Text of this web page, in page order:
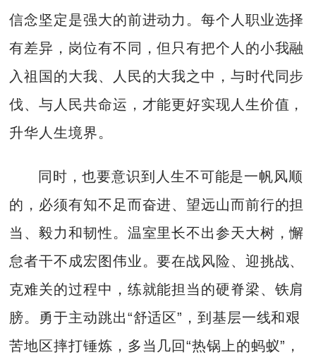
信念坚定是强大的前进动力。每个人职业选择
有差异，岗位有不同，但只有把个人的小我融
入祖国的大我、人民的大我之中，与时代同步
伐、与人民共命运，才能更好实现人生价值，
升华人生境界。
同时，也要意识到人生不可能是一帆风顺
的，必须有知不足而奋进、望远山而前行的担
当、毅力和韧性。温室里长不出参天大树，懈
怠者干不成宏图伟业。要在战风险、迎挑战、
克难关的过程中，练就能担当的硬脊梁、铁肩
膀。勇于主动跳出“舒适区”，到基层一线和艰
苦地区摔打锤炼，多当几回“热锅上的蚂蚁”，